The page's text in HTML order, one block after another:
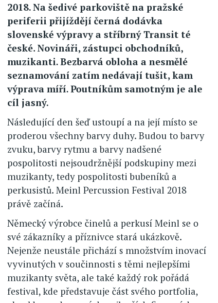
2018. Na šedivé parkoviště na pražské
periferii přijíždějí černá dodávka
slovenské výpravy a stříbrný Transit té
české. Novináři, zástupci obchodníků,
muzikanti. Bezbarvá obloha a nesmělé
seznamování zatím nedávají tušit, kam
výprava míří. Poutníkům samotným je ale
cíl jasný.
Následující den šeď ustoupí a na její místo se
proderou všechny barvy duhy. Budou to barvy
zvuku, barvy rytmu a barvy nadšené
pospolitosti nejsoudržnější podskupiny mezi
muzikanty, tedy pospolitosti bubeníků a
perkusistů. Meinl Percussion Festival 2018
právě začíná.
Německý výrobce činelů a perkusí Meinl se o
své zákazníky a příznivce stará ukázkově.
Nejenže neustále přichází s množstvím inovací
vyvinutých v součinnosti s těmi nejlepšími
muzikanty světa, ale také každý rok pořádá
festival, kde představuje část svého portfolia,